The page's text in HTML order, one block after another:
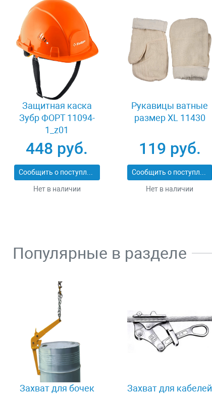
Защитная каска
Зубр ФОРТ 11094-
1_z01
448 руб.
Сообщить о поступлении
Нет в наличии
Рукавицы ватные
размер XL 11430
119 руб.
Сообщить о поступлении
Нет в наличии
Популярные в разделе
Захват для бочек
Захват для кабелей